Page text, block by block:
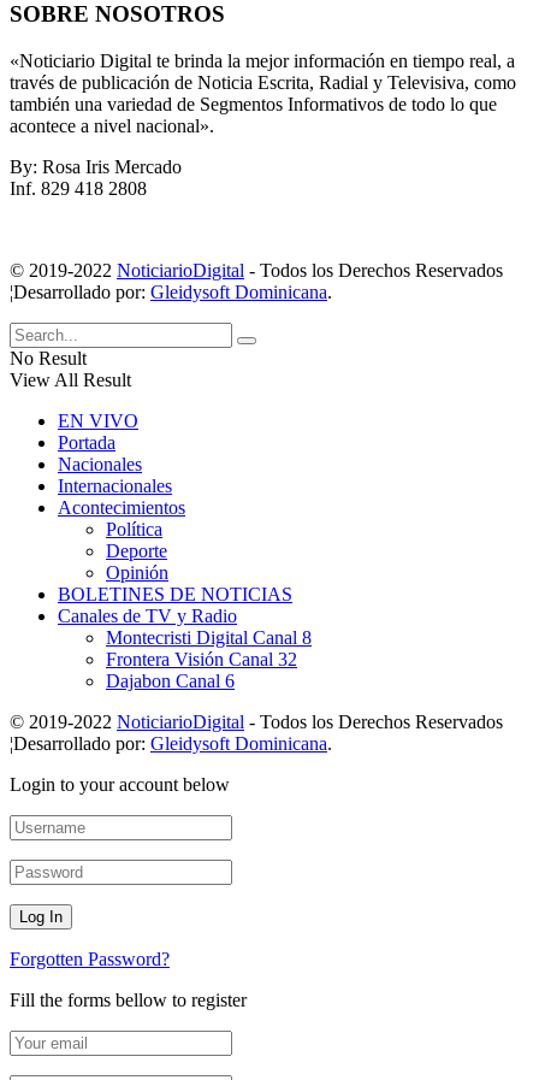
SOBRE NOSOTROS
«Noticiario Digital te brinda la mejor información en tiempo real, a
través de publicación de Noticia Escrita, Radial y Televisiva, como
también una variedad de Segmentos Informativos de todo lo que
acontece a nivel nacional».
By: Rosa Iris Mercado
Inf. 829 418 2808
© 2019-2022 NoticiarioDigital - Todos los Derechos Reservados
¦Desarrollado por: Gleidysoft Dominicana.
No Result
View All Result
EN VIVO
Portada
Nacionales
Internacionales
Acontecimientos
Política
Deporte
Opinión
BOLETINES DE NOTICIAS
Canales de TV y Radio
Montecristi Digital Canal 8
Frontera Visión Canal 32
Dajabon Canal 6
© 2019-2022 NoticiarioDigital - Todos los Derechos Reservados
¦Desarrollado por: Gleidysoft Dominicana.
Login to your account below
Forgotten Password?
Fill the forms bellow to register